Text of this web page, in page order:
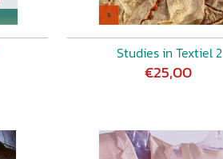
Studies in Textiel 2
€25,00